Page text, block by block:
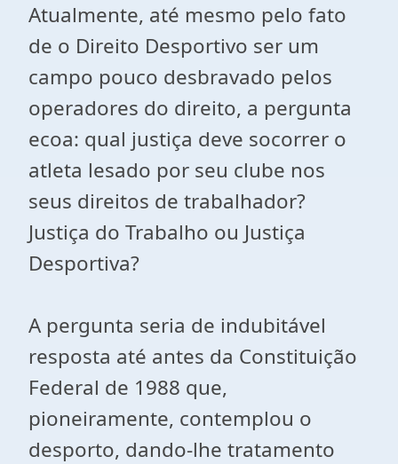
Atualmente, até mesmo pelo fato
de o Direito Desportivo ser um
campo pouco desbravado pelos
operadores do direito, a pergunta
ecoa: qual justiça deve socorrer o
atleta lesado por seu clube nos
seus direitos de trabalhador?
Justiça do Trabalho ou Justiça
Desportiva?
A pergunta seria de indubitável
resposta até antes da Constituição
Federal de 1988 que,
pioneiramente, contemplou o
desporto, dando-lhe tratamento